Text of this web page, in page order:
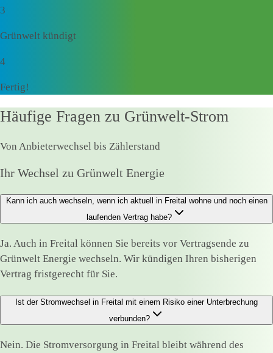
3
Grünwelt kündigt
4
Fertig!
Häufige Fragen zu Grünwelt-Strom
Von Anbieterwechsel bis Zählerstand
Ihr Wechsel zu Grünwelt Energie
Kann ich auch wechseln, wenn ich aktuell in Freital wohne und noch einen
laufenden Vertrag habe?
Ja. Auch in Freital können Sie bereits vor Vertragsende zu
Grünwelt Energie wechseln. Wir kündigen Ihren bisherigen
Vertrag fristgerecht für Sie.
Ist der Stromwechsel in Freital mit einem Risiko einer Unterbrechung
verbunden?
Nein. Die Stromversorgung in Freital bleibt während des